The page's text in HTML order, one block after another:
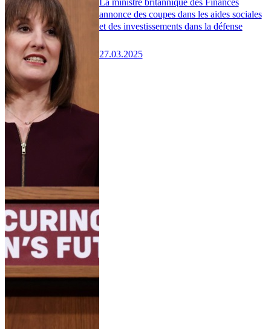
La ministre britannique des Finances
annonce des coupes dans les aides sociales
et des investissements dans la défense
27.03.2025